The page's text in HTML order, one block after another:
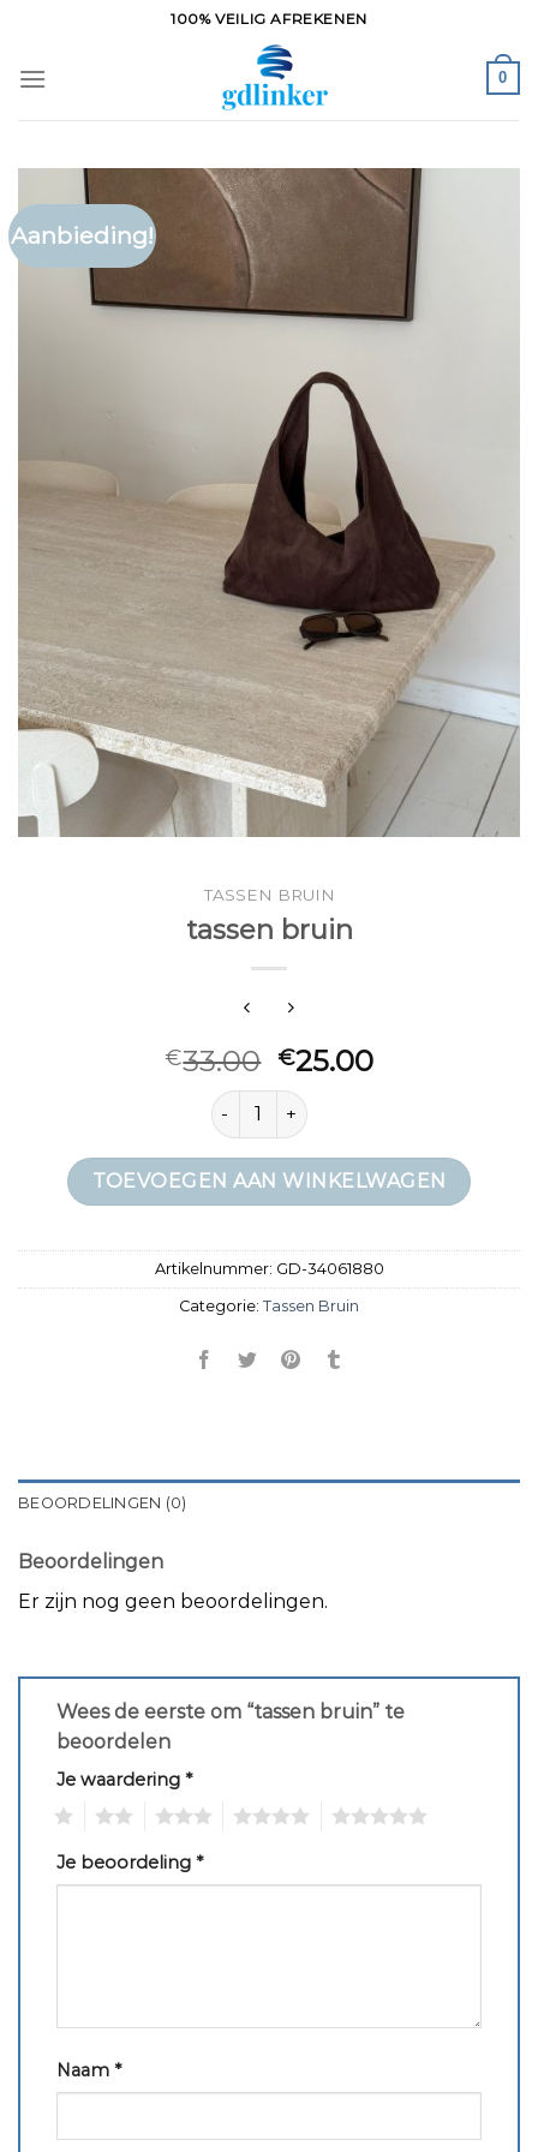
inhoud
100% VEILIG AFREKENEN
0
Aanbieding!
TASSEN BRUIN
tassen bruin
€33.00 €25.00
tassen bruin aantal
TOEVOEGEN AAN WINKELWAGEN
Artikelnummer: GD-34061880
Categorie: Tassen Bruin
BEOORDELINGEN (0)
Beoordelingen
Er zijn nog geen beoordelingen.
Wees de eerste om “tassen bruin” te
beoordelen
Je waardering *
Je beoordeling *
Naam *